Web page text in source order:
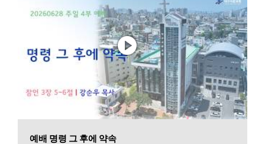
예배 명령 그 후에 약속